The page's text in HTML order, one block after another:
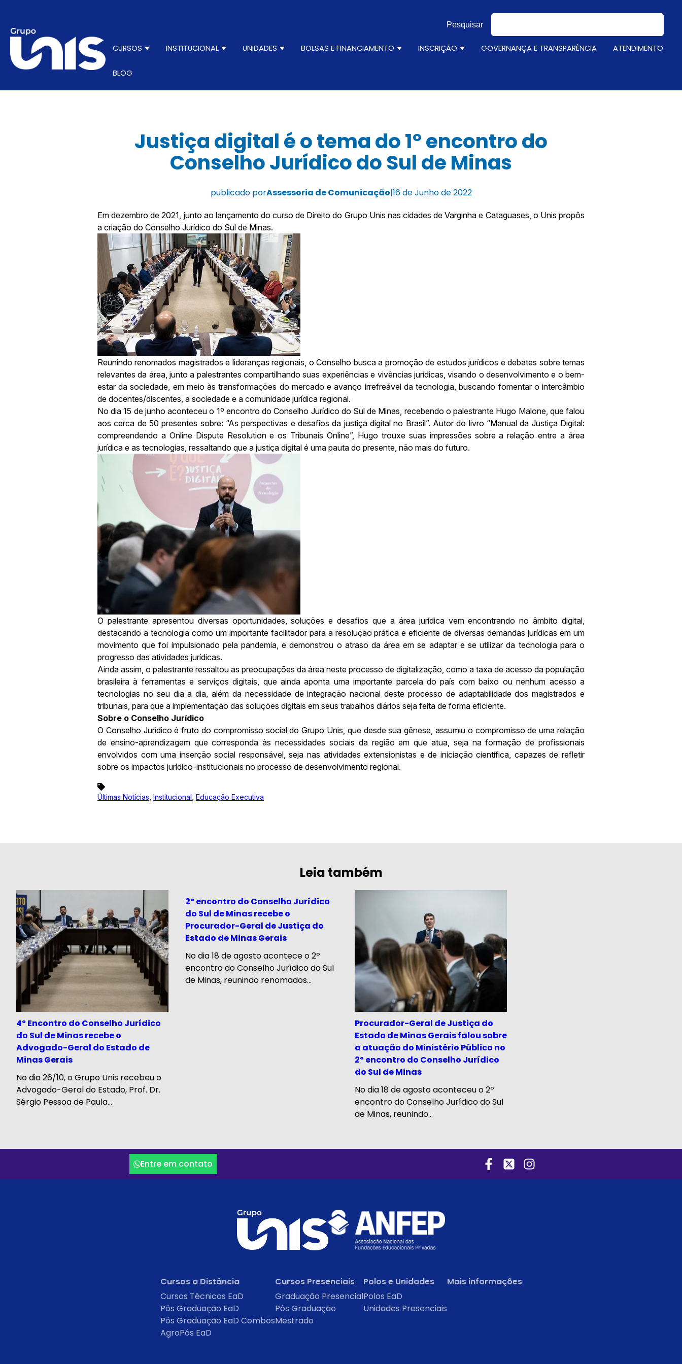
Pesquisar
Não há sugestões porque o campo de pesquisa está em
CURSOS Show submenu for Cursos
INSTITUCIONAL Show submenu for Institucional
UNIDADES Show submenu for Unidades
BOLSAS E FINANCIAMENTO Show submenu for Bolsas e Financiamento
INSCRIÇÃO Show submenu for Inscrição
GOVERNANÇA E TRANSPARÊNCIA ATENDIMENTO
BLOG
Justiça digital é o tema do 1º encontro do
Conselho Jurídico do Sul de Minas
publicado porAssessoria de Comunicação|16 de Junho de 2022
Em dezembro de 2021, junto ao lançamento do curso de Direito do Grupo Unis nas cidades de Varginha e Cataguases, o Unis propôs
a criação do Conselho Jurídico do Sul de Minas.
Reunindo renomados magistrados e lideranças regionais, o Conselho busca a promoção de estudos jurídicos e debates sobre temas
relevantes da área, junto a palestrantes compartilhando suas experiências e vivências jurídicas, visando o desenvolvimento e o bem-
estar da sociedade, em meio às transformações do mercado e avanço irrefreável da tecnologia, buscando fomentar o intercâmbio
de docentes/discentes, a sociedade e a comunidade jurídica regional.
No dia 15 de junho aconteceu o 1º encontro do Conselho Jurídico do Sul de Minas, recebendo o palestrante Hugo Malone, que falou
aos cerca de 50 presentes sobre: “As perspectivas e desafios da justiça digital no Brasil”. Autor do livro “Manual da Justiça Digital:
compreendendo a Online Dispute Resolution e os Tribunais Online”, Hugo trouxe suas impressões sobre a relação entre a área
jurídica e as tecnologias, ressaltando que a justiça digital é uma pauta do presente, não mais do futuro.
O palestrante apresentou diversas oportunidades, soluções e desafios que a área jurídica vem encontrando no âmbito digital,
destacando a tecnologia como um importante facilitador para a resolução prática e eficiente de diversas demandas jurídicas em um
movimento que foi impulsionado pela pandemia, e demonstrou o atraso da área em se adaptar e se utilizar da tecnologia para o
progresso das atividades jurídicas.
Ainda assim, o palestrante ressaltou as preocupações da área neste processo de digitalização, como a taxa de acesso da população
brasileira à ferramentas e serviços digitais, que ainda aponta uma importante parcela do país com baixo ou nenhum acesso a
tecnologias no seu dia a dia, além da necessidade de integração nacional deste processo de adaptabilidade dos magistrados e
tribunais, para que a implementação das soluções digitais em seus trabalhos diários seja feita de forma eficiente.
Sobre o Conselho Jurídico
O Conselho Jurídico é fruto do compromisso social do Grupo Unis, que desde sua gênese, assumiu o compromisso de uma relação
de ensino-aprendizagem que corresponda às necessidades sociais da região em que atua, seja na formação de profissionais
envolvidos com uma inserção social responsável, seja nas atividades extensionistas e de iniciação científica, capazes de refletir
sobre os impactos jurídico-institucionais no processo de desenvolvimento regional.
Últimas Notícias Institucional Educação Executiva
Leia também
4º Encontro do Conselho Jurídico
do Sul de Minas recebe o
Advogado-Geral do Estado de
Minas Gerais
No dia 26/10, o Grupo Unis recebeu o
Advogado-Geral do Estado, Prof. Dr.
Sérgio Pessoa de Paula...
2º encontro do Conselho Jurídico
do Sul de Minas recebe o
Procurador-Geral de Justiça do
Estado de Minas Gerais
No dia 18 de agosto acontece o 2º
encontro do Conselho Jurídico do Sul
de Minas, reunindo renomados...
Procurador-Geral de Justiça do
Estado de Minas Gerais falou sobre
a atuação do Ministério Público no
2º encontro do Conselho Jurídico
do Sul de Minas
No dia 18 de agosto aconteceu o 2º
encontro do Conselho Jurídico do Sul
de Minas, reunindo...
Entre em contato
Cursos a Distância
Cursos Técnicos EaD
Pós Graduação EaD
Pós Graduação EaD Combos
AgroPós EaD
Cursos Presenciais
Graduação Presencial
Pós Graduação
Mestrado
Polos e Unidades
Polos EaD
Unidades Presenciais
Mais informações